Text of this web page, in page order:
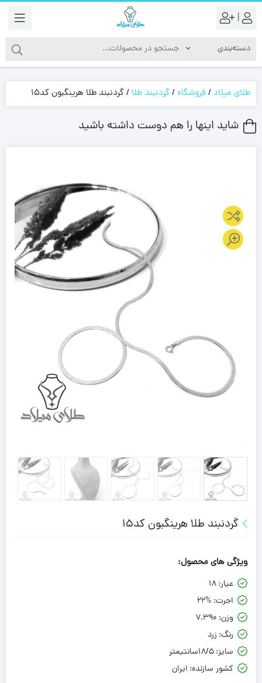
|
طلای میلاد /فروشگاه/گردنبند طلا/گردنبند طلا هرینگبون کد15
شاید اینها را هم دوست داشته باشید
گردنبند طلا هرینگبون کد15
ویژگی های محصول:
عیار:18
اجرت: 22%
وزن: 7.390
رنگ: زرد
سایز:18/5سانتیمتر
کشور سازنده: ایران